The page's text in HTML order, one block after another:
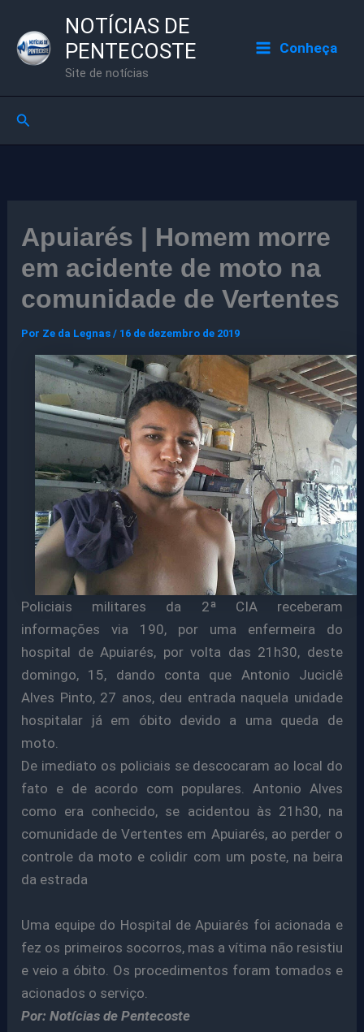
para
NOTÍCIAS DE
PENTECOSTE
Site de notícias
Conheça
Pesquisar
Apuiarés | Homem morre
em acidente de moto na
comunidade de Vertentes
Por Ze da Legnas/ 16 de dezembro de 2019
Policiais militares da 2ª CIA receberam
informações via 190, por uma enfermeira do
hospital de Apuiarés, por volta das 21h30, deste
domingo, 15, dando conta que Antonio Juciclê
Alves Pinto, 27 anos, deu entrada naquela unidade
hospitalar já em óbito devido a uma queda de
moto.
De imediato os policiais se descocaram ao local do
fato e de acordo com populares. Antonio Alves
como era conhecido, se acidentou às 21h30, na
comunidade de Vertentes em Apuiarés, ao perder o
controle da moto e colidir com um poste, na beira
da estrada
Uma equipe do Hospital de Apuiarés foi acionada e
fez os primeiros socorros, mas a vítima não resistiu
e veio a óbito. Os procedimentos foram tomados e
acionados o serviço.
Por: Notícias de Pentecoste